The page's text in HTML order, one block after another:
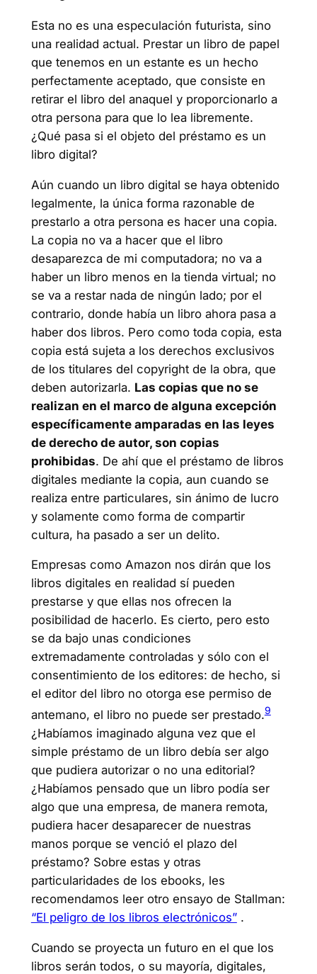
Esta no es una especulación futurista, sino
una realidad actual. Prestar un libro de papel
que tenemos en un estante es un hecho
perfectamente aceptado, que consiste en
retirar el libro del anaquel y proporcionarlo a
otra persona para que lo lea libremente.
¿Qué pasa si el objeto del préstamo es un
libro digital?
Aún cuando un libro digital se haya obtenido
legalmente, la única forma razonable de
prestarlo a otra persona es hacer una copia.
La copia no va a hacer que el libro
desaparezca de mi computadora; no va a
haber un libro menos en la tienda virtual; no
se va a restar nada de ningún lado; por el
contrario, donde había un libro ahora pasa a
haber dos libros. Pero como toda copia, esta
copia está sujeta a los derechos exclusivos
de los titulares del copyright de la obra, que
deben autorizarla. Las copias que no se
realizan en el marco de alguna excepción
específicamente amparadas en las leyes
de derecho de autor, son copias
prohibidas. De ahí que el préstamo de libros
digitales mediante la copia, aun cuando se
realiza entre particulares, sin ánimo de lucro
y solamente como forma de compartir
cultura, ha pasado a ser un delito.
Empresas como Amazon nos dirán que los
libros digitales en realidad sí pueden
prestarse y que ellas nos ofrecen la
posibilidad de hacerlo. Es cierto, pero esto
se da bajo unas condiciones
extremadamente controladas y sólo con el
consentimiento de los editores: de hecho, si
el editor del libro no otorga ese permiso de
antemano, el libro no puede ser prestado.9
¿Habíamos imaginado alguna vez que el
simple préstamo de un libro debía ser algo
que pudiera autorizar o no una editorial?
¿Habíamos pensado que un libro podía ser
algo que una empresa, de manera remota,
pudiera hacer desaparecer de nuestras
manos porque se venció el plazo del
préstamo? Sobre estas y otras
particularidades de los ebooks, les
recomendamos leer otro ensayo de Stallman:
“El peligro de los libros electrónicos”.
Cuando se proyecta un futuro en el que los
libros serán todos, o su mayoría, digitales,